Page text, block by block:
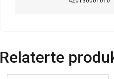
Relaterte